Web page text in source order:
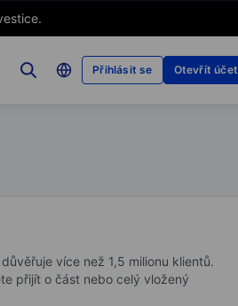
Přihlásit se Otevřít účet
více než 1,5 milionu klientů.
přijít o část nebo celý vložený